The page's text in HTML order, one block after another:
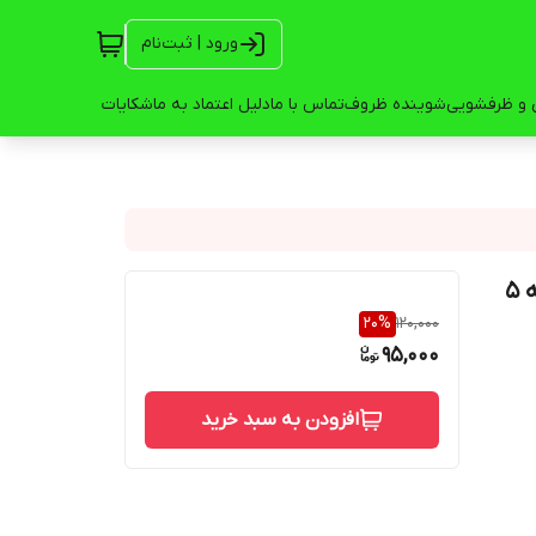
ورود | ثبت‌نام
و ظرفشوییشوینده ظروفتماس با مادلیل اعتماد به ماشکایات
جرم گیر ماشین لباسشویی الجی مدل L1 وزن 40 گرم بسته 5
120,000
20%
95,000
افزودن به سبد خرید